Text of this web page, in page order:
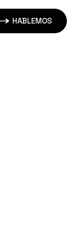
HABLEMOS